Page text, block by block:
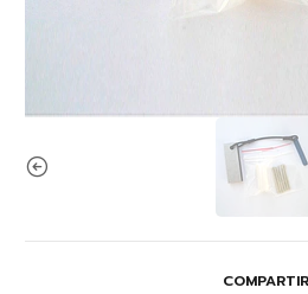
COMPARTIR